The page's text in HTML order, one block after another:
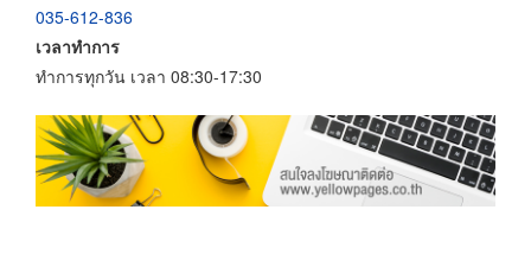
035-612-836
เวลาทำการ
ทำการทุกวัน เวลา 08:30-17:30